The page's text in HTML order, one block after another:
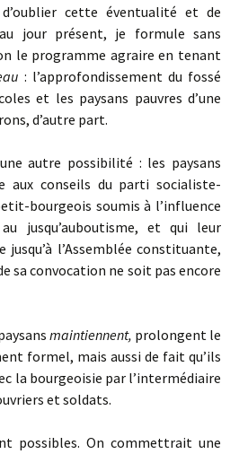
cette éventualité et de
jour présent, je formule sans
le programme agraire en tenant
: l’approfondissement du fossé
et les paysans pauvres d’une
d’autre part.
autre possibilité : les paysans
aux conseils du parti socialiste-
bourgeois soumis à l’influence
jusqu’auboutisme, et qui leur
jusqu’à l’Assemblée constituante,
sa convocation ne soit pas encore
maintiennent, prolongent le
formel, mais aussi de fait qu’ils
la bourgeoisie par l’intermédiaire
et soldats.
possibles. On commettrait une